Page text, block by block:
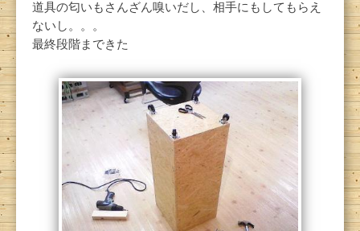
道具の匂いもさんざん嗅いだし、相手にもしてもらえ
ないし。。。
最終段階まできた